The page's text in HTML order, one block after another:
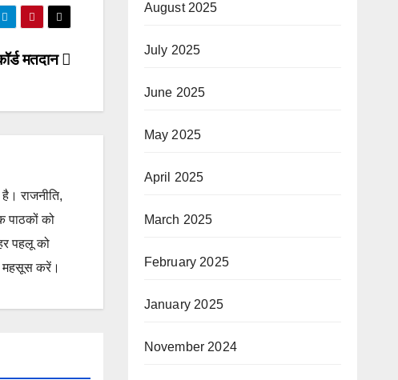
मतदान
राजनीति,
पाठकों को
पहलू को
महसूस करें।
August 2025
July 2025
June 2025
May 2025
April 2025
March 2025
February 2025
January 2025
November 2024